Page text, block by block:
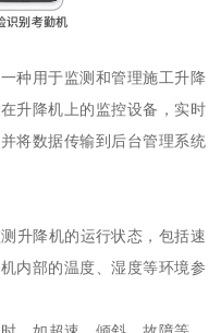
种用于监测和管理施工升降
升降机上的监控设备，实时
将数据传输到后台管理系统
升降机的运行状态，包括速
内部的温度、湿度等环境参